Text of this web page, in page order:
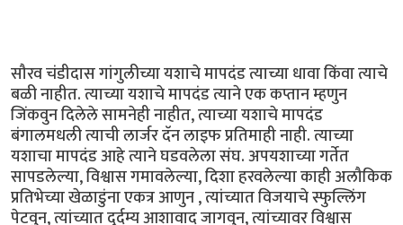
सौरव चंडीदास गांगुलीच्या यशाचे मापदंड त्याच्या धावा किंवा त्याचे
बळी नाहीत. त्याच्या यशाचे मापदंड त्याने एक कप्तान म्हणुन
जिंकवुन दिलेले सामनेही नाहीत, त्याच्या यशाचे मापदंड
बंगालमधली त्याची लार्जर दॅन लाइफ प्रतिमाही नाही. त्याच्या
यशाचा मापदंड आहे त्याने घडवलेला संघ. अपयशाच्या गर्तेत
सापडलेल्या, विश्वास गमावलेल्या, दिशा हरवलेल्या काही अलौकिक
प्रतिभेच्या खेळाडुंना एकत्र आणुन , त्यांच्यात विजयाचे स्फुल्लिंग
पेटवुन, त्यांच्यात दुर्दम्य आशावाद जागवुन, त्यांच्यावर विश्वास